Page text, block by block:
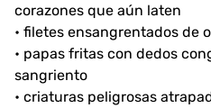
corazones que aún laten
• filetes ensangrentados de
• papas fritas con dedos
sangriento
• criaturas peligrosas